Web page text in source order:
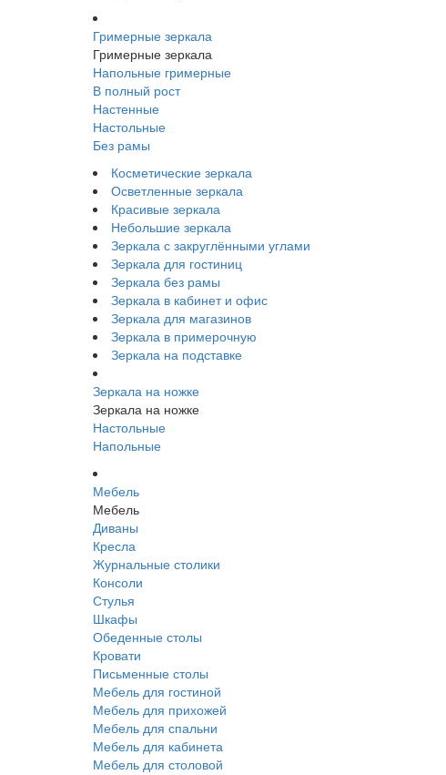
Гримерные зеркала
Гримерные зеркала
Напольные гримерные
В полный рост
Настенные
Настольные
Без рамы
Косметические зеркала
Осветленные зеркала
Красивые зеркала
Небольшие зеркала
Зеркала с закруглёнными углами
Зеркала для гостиниц
Зеркала без рамы
Зеркала в кабинет и офис
Зеркала для магазинов
Зеркала в примерочную
Зеркала на подставке
Зеркала на ножке
Зеркала на ножке
Настольные
Напольные
Мебель
Мебель
Диваны
Кресла
Журнальные столики
Консоли
Стулья
Шкафы
Обеденные столы
Кровати
Письменные столы
Мебель для гостиной
Мебель для прихожей
Мебель для спальни
Мебель для кабинета
Мебель для столовой